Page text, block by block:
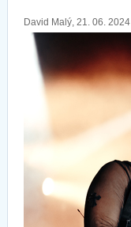
David Malý, 21. 06. 2024